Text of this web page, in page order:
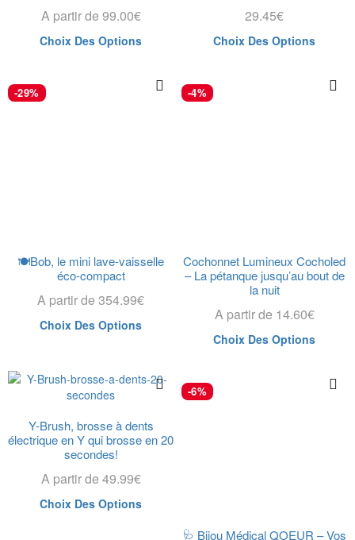
A partir de 99.00€
Choix Des Options
29.45€
Choix Des Options
-29%
🍽️Bob, le mini lave-vaisselle
éco-compact
A partir de 354.99€
Choix Des Options
-4%
Cochonnet Lumineux Cocholed
– La pétanque jusqu’au bout de
la nuit
A partir de 14.60€
Choix Des Options
Y-Brush, brosse à dents
électrique en Y qui brosse en 20
secondes!
A partir de 49.99€
Choix Des Options
-6%
🩺 Bijou Médical QOEUR – Vos